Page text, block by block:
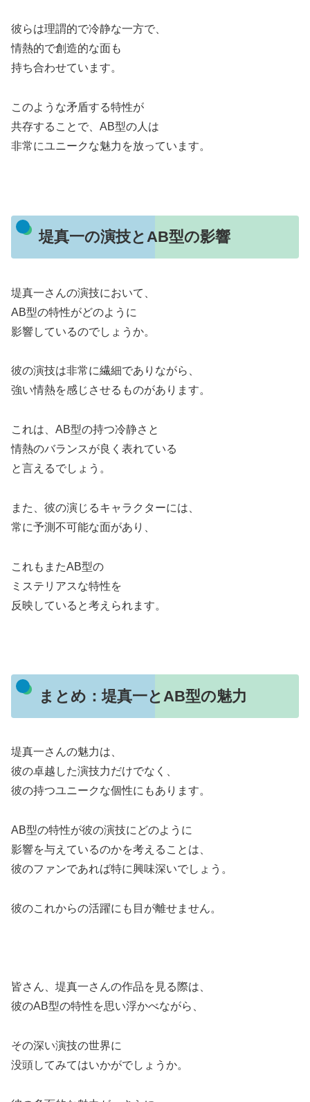
彼らは理謂的で冷静な一方で、
情熱的で創造的な面も
持ち合わせています。
このような矛盾する特性が
共存することで、AB型の人は
非常にユニークな魅力を放っています。
堤真一の演技とAB型の影響
堤真一さんの演技において、
AB型の特性がどのように
影響しているのでしょうか。
彼の演技は非常に繊細でありながら、
強い情熱を感じさせるものがあります。
これは、AB型の持つ冷静さと
情熱のバランスが良く表れている
と言えるでしょう。
また、彼の演じるキャラクターには、
常に予測不可能な面があり、
これもまたAB型の
ミステリアスな特性を
反映していると考えられます。
まとめ：堤真一とAB型の魅力
堤真一さんの魅力は、
彼の卓越した演技力だけでなく、
彼の持つユニークな個性にもあります。
AB型の特性が彼の演技にどのように
影響を与えているのかを考えることは、
彼のファンであれば特に興味深いでしょう。
彼のこれからの活躍にも目が離せません。
皆さん、堤真一さんの作品を見る際は、
彼のAB型の特性を思い浮かべながら、
その深い演技の世界に
没頭してみてはいかがでしょうか。